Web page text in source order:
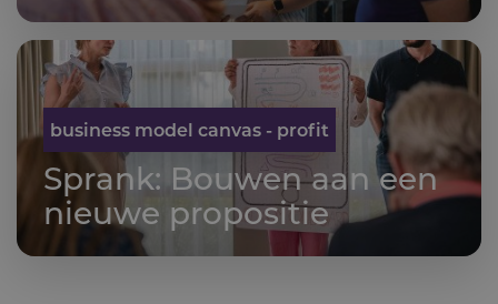
business model canvas - profit
Sprank: Bouwen aan een
nieuwe propositie